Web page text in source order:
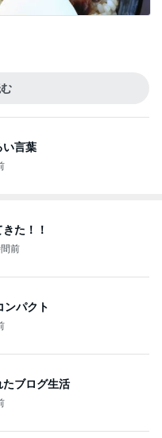
い言葉
た！！
前
ンパクト
たブログ生活